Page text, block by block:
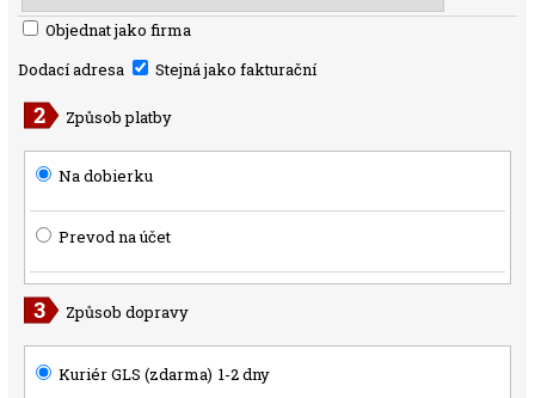
Objednat jako firma
Dodací adresa
Stejná jako fakturační
Způsob platby
Na dobierku
Prevod na účet
Způsob dopravy
Kuriér GLS (zdarma) 1-2 dny